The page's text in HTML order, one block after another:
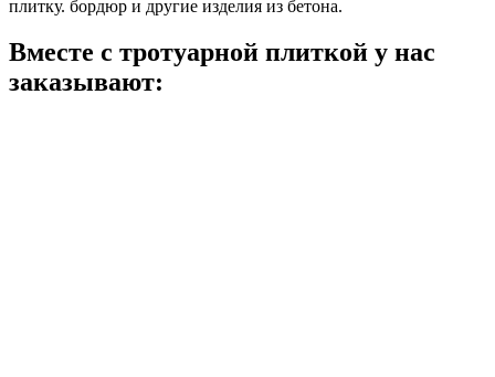
плитку. бордюр и другие изделия из бетона.
Вместе с тротуарной плиткой у нас
заказывают: